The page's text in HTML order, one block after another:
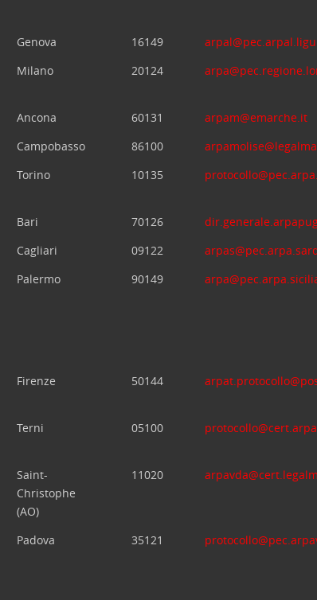
Genova 16149
Milano 20124
Ancona 60131
arpam@emarche.it
Campobasso 86100
Torino 10135
Bari 70126
Cagliari 09122
Palermo 90149
Firenze 50144
Terni 05100
Saint-
Christophe
(AO)
11020
Padova 35121